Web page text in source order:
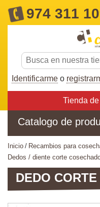
974 311
Identificarme o
Tienda
Catalogo de
inicio
recambios para
dedos / diente corte
DEDO